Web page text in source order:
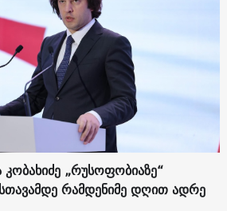
„რუსოფობიაზე“
რამდენიმე დღით ადრე